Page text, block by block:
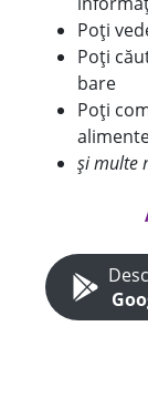
Poți
Poți
bare
Poți
și multe